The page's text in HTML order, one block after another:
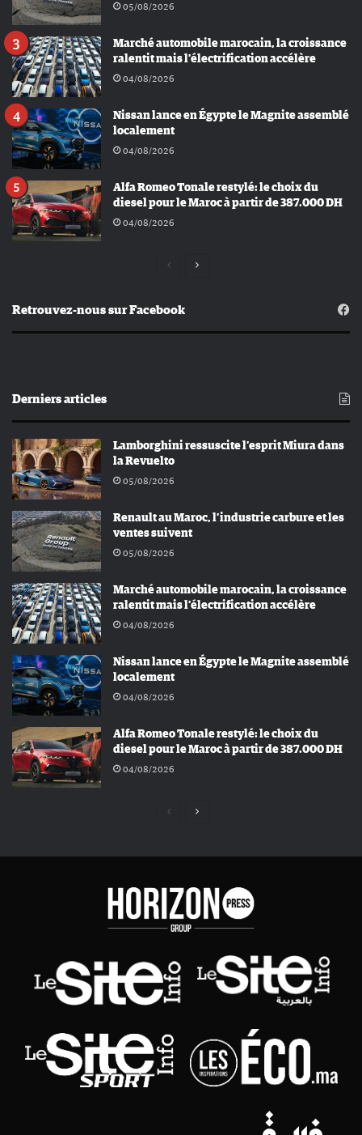
05/08/2026
Marché automobile marocain, la croissance
ralentit mais l’électrification accélère
04/08/2026
Nissan lance en Égypte le Magnite assemblé
localement
04/08/2026
Alfa Romeo Tonale restylé: le choix du
diesel pour le Maroc à partir de 387.000 DH
04/08/2026
Page
Page
Retrouvez-nous sur Facebook
Derniers articles
Lamborghini ressuscite l’esprit Miura dans
la Revuelto
05/08/2026
Renault au Maroc, l’industrie carbure et les
ventes suivent
05/08/2026
Marché automobile marocain, la croissance
ralentit mais l’électrification accélère
04/08/2026
Nissan lance en Égypte le Magnite assemblé
localement
04/08/2026
Alfa Romeo Tonale restylé: le choix du
diesel pour le Maroc à partir de 387.000 DH
04/08/2026
Page
Page